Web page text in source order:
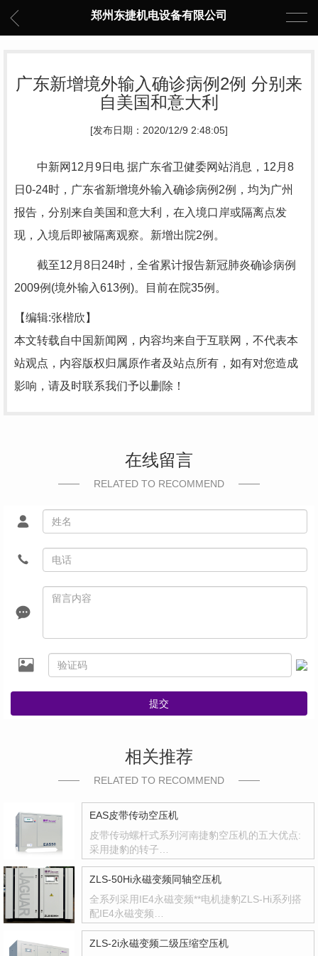
郑州东捷机电设备有限公司
广东新增境外输入确诊病例2例 分别来
自美国和意大利
[发布日期：2020/12/9 2:48:05]
中新网12月9日电 据广东省卫健委网站消息，12月8
日0-24时，广东省新增境外输入确诊病例2例，均为广州
报告，分别来自美国和意大利，在入境口岸或隔离点发
现，入境后即被隔离观察。新增出院2例。
截至12月8日24时，全省累计报告新冠肺炎确诊病例
2009例(境外输入613例)。目前在院35例。
【编辑:张楷欣】
本文转载自中国新闻网，内容均来自于互联网，不代表本
站观点，内容版权归属原作者及站点所有，如有对您造成
影响，请及时联系我们予以删除！
在线留言
RELATED TO RECOMMEND
提交
相关推荐
RELATED TO RECOMMEND
EAS皮带传动空压机
皮带传动螺杆式系列河南捷豹空压机的五大优点:
采用捷豹的转子…
ZLS-50Hi永磁变频同轴空压机
全系列采用IE4永磁变频**电机捷豹ZLS-Hi系列搭
配IE4永磁变频…
ZLS-2i永磁变频二级压缩空压机